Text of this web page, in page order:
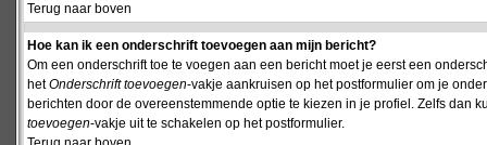
Terug naar boven
Hoe kan ik een onderschrift toevoegen aan mijn bericht?
Om een onderschrift toe te voegen aan een bericht moet je eerst een
hetOnderschrift toevoegen-vakje aankruisen op het postformulier om je
berichten door de overeenstemmende optie te kiezen in je profiel. Zelfs dan
toevoegen-vakje uit te schakelen op het postformulier.